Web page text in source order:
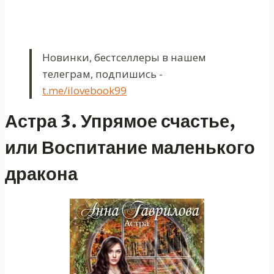
Новинки, бестселлеры в нашем
телеграм, подпишись -
t.me/ilovebook99
Астра 3. Упрямое счастье,
или Воспитание маленького
дракона